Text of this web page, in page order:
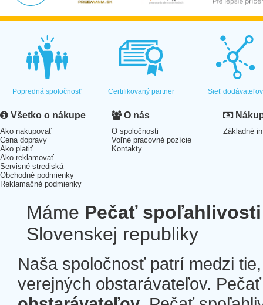
Popredná spoločnosť Certifikovaný partner Sieť dodávateľov
Všetko o nákupe
Ako nakupovať
Cena dopravy
Ako platiť
Ako reklamovať
Servisné strediská
Obchodné podmienky
Reklamačné podmienky
O nás
O spoločnosti
Voľné pracovné pozície
Kontakty
Základné
Máme Pečať spoľahlivosti
Slovenskej republiky
Naša spoločnosť patrí medzi
verejných obstarávateľov.